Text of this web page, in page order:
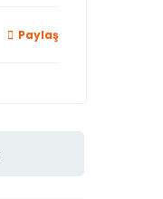
Paylaş